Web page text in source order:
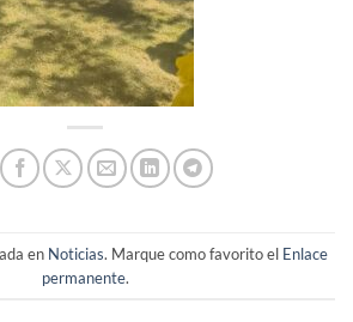
en Noticias. Marque como favorito el Enlace
permanente.